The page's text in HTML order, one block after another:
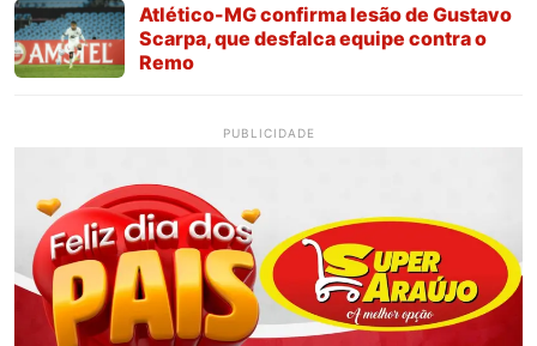
Atlético-MG confirma lesão de Gustavo
Scarpa, que desfalca equipe contra o
Remo
PUBLICIDADE